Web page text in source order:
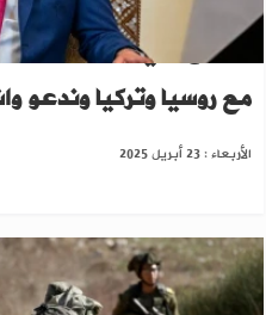
"الشرع" في تصريحات
مع روسيا وتركيا وندعو
الأربعاء : 23 أبريل 2025